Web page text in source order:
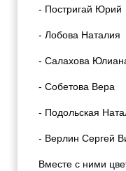
- Постригай Юрий
- Лобова Наталия
- Салахова
- Собетова Вера
- Подольская
- Верлин Сергей
Вместе с ними